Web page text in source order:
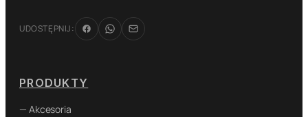
UDOSTĘPNIJ:
PRODUKTY
— Akcesoria